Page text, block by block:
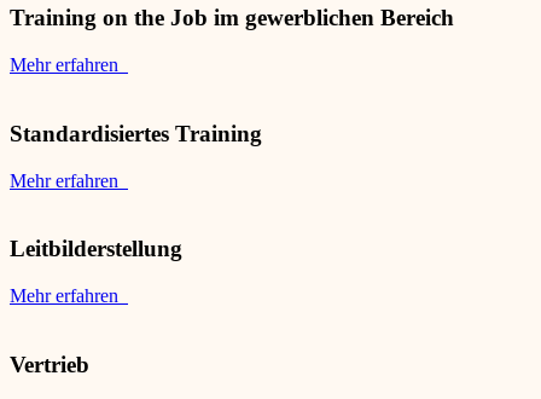
Training on the Job im gewerblichen Bereich
Mehr erfahren
Standardisiertes Training
Mehr erfahren
Leitbilderstellung
Mehr erfahren
Vertrieb